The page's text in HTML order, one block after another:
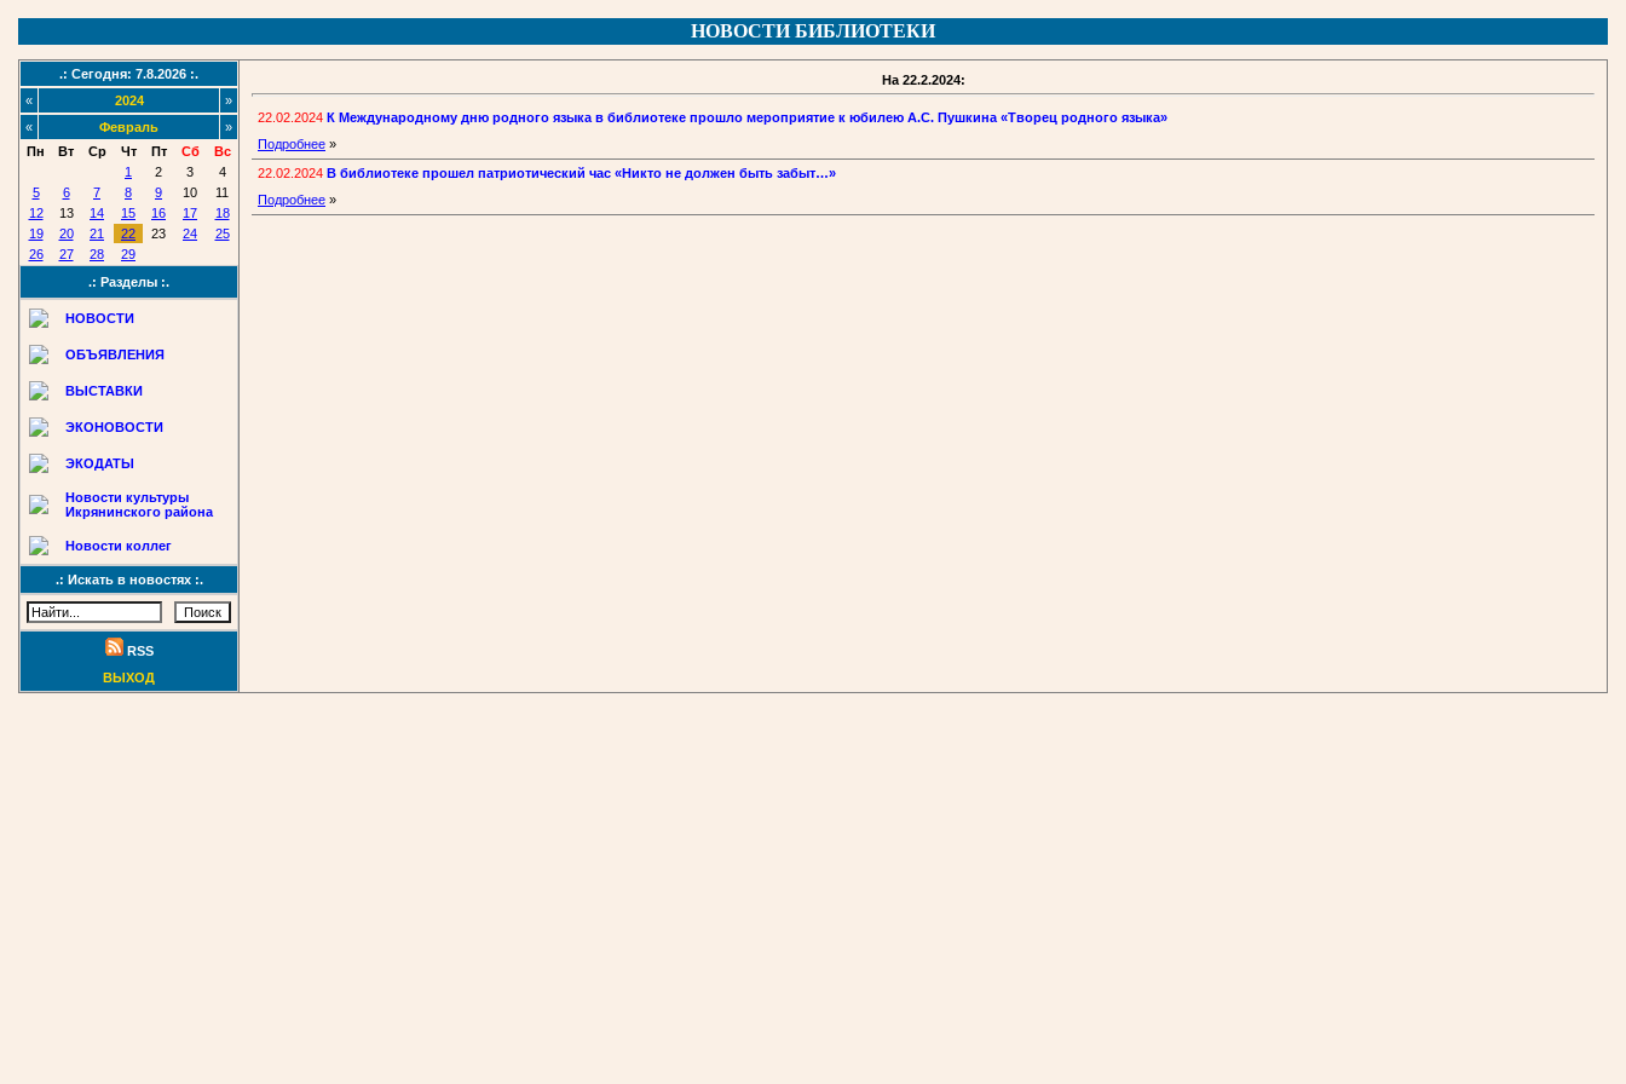
НОВОСТИ БИБЛИОТЕКИ
.: Сегодня: 7.8.2026 :.
«
2024
»
«
Февраль
»
Пн
Вт Ср Чт Пт Сб
Вс
1
2 3
4
5
6 7 8 9 10
11
12
13 14 15 16 17
18
19
20 21 22 23 24
25
26
27 28
29
.: Разделы :.
НОВОСТИ
ОБЪЯВЛЕНИЯ
ВЫСТАВКИ
ЭКОНОВОСТИ
ЭКОДАТЫ
Новости культуры
Икрянинского района
Новости коллег
.: Искать в новостях :.
RSS
ВЫХОД
На 22.2.2024:
22.02.2024 К Международному дню родного языка в библиотеке прошло мероприятие к юбилею А.С. Пушкина «Творец родного языка»
Подробнее »
22.02.2024 В библиотеке прошел патриотический час «Никто не должен быть забыт…»
Подробнее »